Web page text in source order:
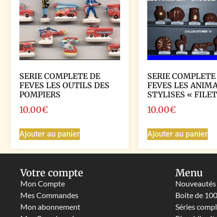
SERIE COMPLETE DE
FEVES LES OUTILS DES
POMPIERS
10.00€
Ajouter au panier
SERIE
FEVES LES
STYLISES «
10.00€
Ajouter au panier
Votre compte
Mon Compte
Mes Commandes
Mon abonnement
Menu
Nouveautés
Boite de 100
Séries